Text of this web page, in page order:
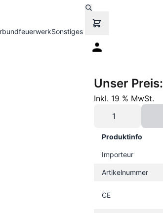
Sonstiges
Unser Preis:
Inkl. 19 % MwSt.
Produktinfo
Importeur
Artikelnummer
CE